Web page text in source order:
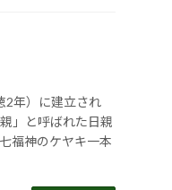
2年）に建立され
」と呼ばれた日親
福神のケヤキ一本